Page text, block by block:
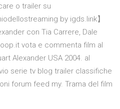
o trailer su
by igds.link】
con Tia Carrere, Dale
vota e commenta film al
Alexander USA 2004. al
serie tv blog trailer classifiche
forum feed my. Trama del film